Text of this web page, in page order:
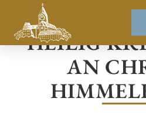
HEILIG
AN